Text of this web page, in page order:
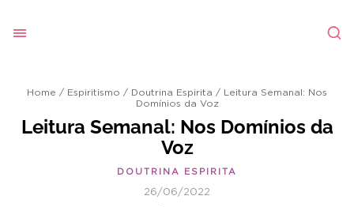
Home / Espiritismo / Doutrina Espirita / Leitura Semanal: Nos
Domínios da Voz
Leitura Semanal: Nos Domínios da
Voz
DOUTRINA ESPIRITA
26/06/2022